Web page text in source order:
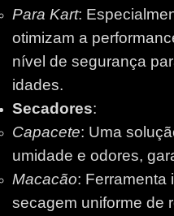
Para Kart:
otimizam a
nível de segurança
idades.
Secadores:
Capacete: Uma
umidade e odores,
Macacão: Ferramenta
secagem uniforme de